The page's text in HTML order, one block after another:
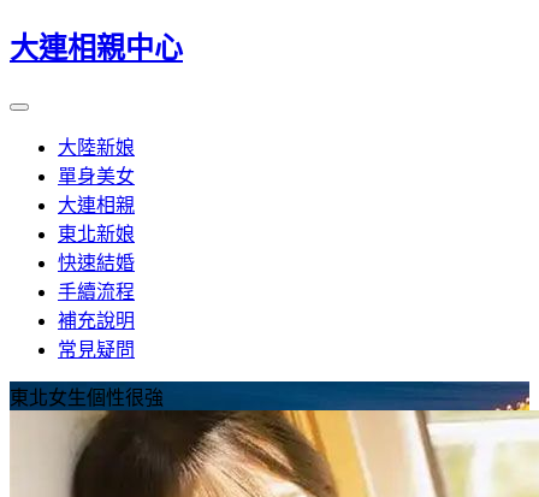
大連相親中心
大陸新娘
單身美女
大連相親
東北新娘
快速結婚
手續流程
補充說明
常見疑問
東北女生個性很強